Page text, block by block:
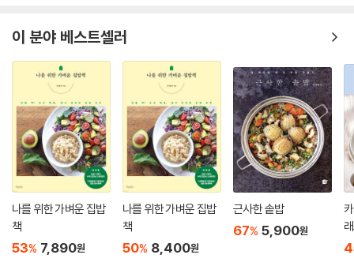
7. Chef 이원일
낙지 호로록
냉장고탕
감자봤수란
한식 브런찜
초코 모찌 맛있찌
이것이 원윌이닭
LA 떡다져스
옥돔이 맛있돔
허달달
이 분야 베스트셀러
나를 위한 가벼운 집밥
책
53% 7,890원
나를 위한 가벼운 집밥
책
50% 8,400원
근사한 솥밥
67% 5,900원